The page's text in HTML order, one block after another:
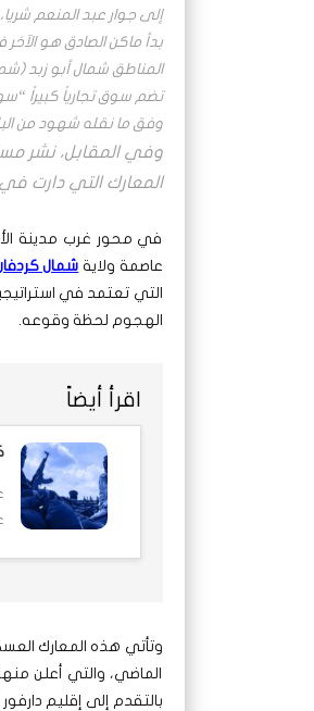
إلى جوار عبد المنعم
المناطق شمال أبو زبد
تضم سوق تجارياً كبيراً
وفق ما نقله شهود من
وفي المقابل، نشر
المعارك التي دارت في مدينة كازقيل
في محور غرب مدينة
عاصمة ولاية شمال
التي تعتمد في
الهجوم لحظة وقوعه.
اقرأ أيضاً
وتأتي هذه المعارك
الماضي، والتي أعلن
بالتقدم إلى إقليم